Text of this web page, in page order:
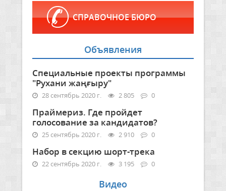
СПРАВОЧНОЕ БЮРО
Объявления
Специальные проекты программы
"Рухани жаңғыру"
28 сентябрь 2020 г. 2 805 0
Праймериз. Где пройдет
голосование за кандидатов?
25 сентябрь 2020 г. 2 910 0
Набор в секцию шорт-трека
22 сентябрь 2020 г. 3 195 0
Видео